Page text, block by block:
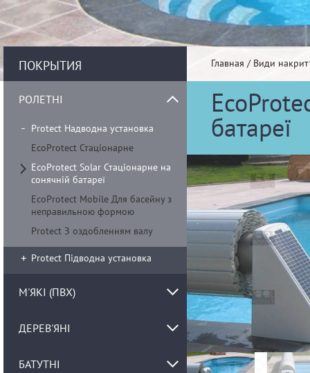
ПОКРЫТИЯ
РОЛЕТНІ
Protect Надводна установка
EcoProtect Стаціонарне
EcoProtect Solar Стаціонарне на
сонячній батареї
EcoProtect Mobile Для басейну з
неправильною формою
Protect З оздобленням валу
Protect Підводна установка
М'ЯКІ (ПВХ)
ДЕРЕВ'ЯНІ
БАТУТНІ
Главная / Види
батареї